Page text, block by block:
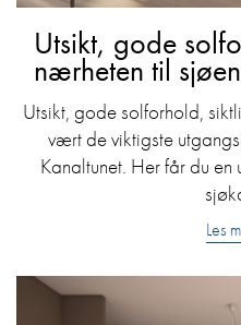
Utsikt, gode
nærheten til sjøen
Utsikt, gode solforhold,
vært de viktigste
Kanaltunet. Her får du
Les